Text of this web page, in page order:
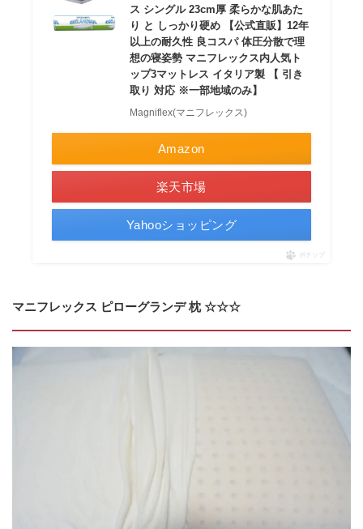
ス シングル 23cm厚 柔らかな肌あた
り と しっかり硬め 【公式直販】12年
以上の耐久性 良コスパ 体圧分散で理
想の寝姿勢 マニフレックス内人気ト
ップ3マットレス イタリア製 【 引き
取り 対応 ※一部地域のみ】
Magniflex(マニフレックス)
Amazon
楽天市場
Yahooショッピング
ポチップ
マニフレックス ピローグランデ 枕 ☆☆☆